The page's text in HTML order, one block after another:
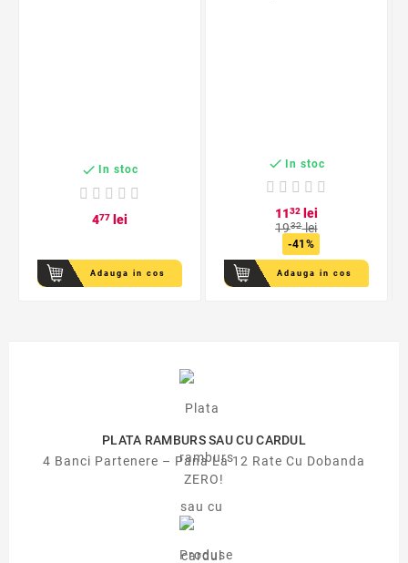
 In stoc
477lei
Adauga in cos
 In stoc
1132lei
1932lei
-41%
Adauga in cos
PLATA RAMBURS SAU CU CARDUL
4 Banci Partenere – Pana La 12 Rate Cu Dobanda
ZERO!